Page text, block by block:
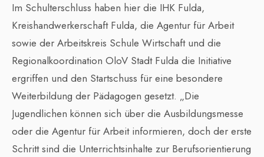
Im Schulterschluss haben hier die IHK Fulda,
Kreishandwerkerschaft Fulda, die Agentur für Arbeit
sowie der Arbeitskreis Schule Wirtschaft und die
Regionalkoordination OloV Stadt Fulda die Initiative
ergriffen und den Startschuss für eine besondere
Weiterbildung der Pädagogen gesetzt. „Die
Jugendlichen können sich über die Ausbildungsmesse
oder die Agentur für Arbeit informieren, doch der erste
Schritt sind die Unterrichtsinhalte zur Berufsorientierung